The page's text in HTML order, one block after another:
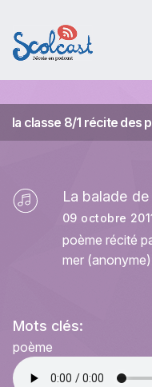
la classe 8/1 récite des
La balade
09 octobre
poème récité
mer (anonyme)
Mots clés:
poème